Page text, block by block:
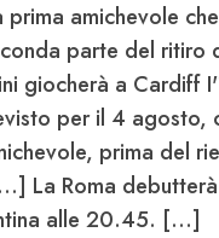
amichevole
parte del ritiro
giocherà a Cardiff
per il 4 agosto,
prima del
La Roma
alle 20.45. [...]